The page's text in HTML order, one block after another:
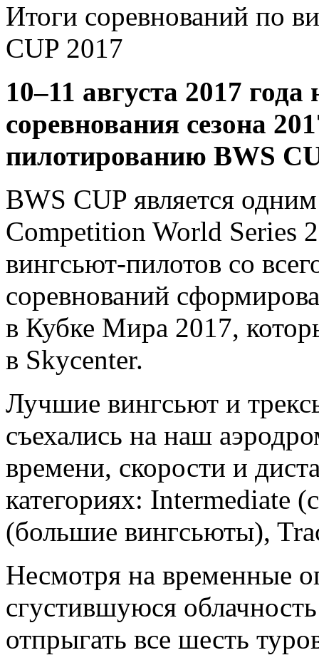
Итоги соревнований по
CUP 2017
10–11 августа 2017
соревнования сезона
пилотированию BWS
BWS CUP является
Competition World Series
вингсьют-пилотов со
соревнований
в Кубке Мира 2017,
в Skycenter.
Лучшие вингсьют и
съехались на наш
времени, скорости и
категориях: Intermediate
(большие вингсьюты),
Несмотря на временные
сгустившуюся
отпрыгать все шесть